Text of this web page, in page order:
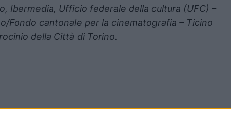
Ibermedia, Ufficio federale della cultura (UFC) –
Fondo cantonale per la cinematografia – Ticino
della Città di Torino.